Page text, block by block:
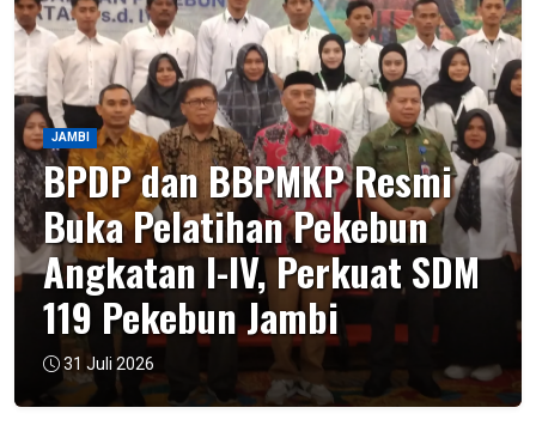
JAMBI
BPDP dan BBPMKP Resmi
Buka Pelatihan Pekebun
Angkatan I-IV, Perkuat SDM
119 Pekebun Jambi
31 Juli 2026